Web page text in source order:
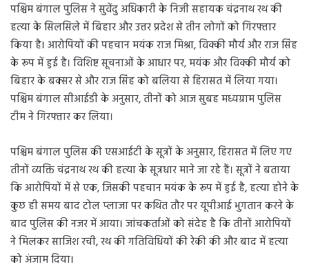
पश्चिम बंगाल पुलिस ने सुवेंदु अधिकारी के निजी सहायक चंद्रनाथ रथ की
हत्या के सिलसिले में बिहार और उत्तर प्रदेश से तीन लोगों को गिरफ्तार
किया है। आरोपियों की पहचान मयंक राज मिश्रा, विक्की मौर्य और राज सिंह
के रूप में हुई है। विशिष्ट सूचनाओं के आधार पर, मयंक और विक्की मौर्य को
बिहार के बक्सर से और राज सिंह को बलिया से हिरासत में लिया गया।
पश्चिम बंगाल सीआईडी ​​के अनुसार, तीनों को आज सुबह मध्यग्राम पुलिस
टीम ने गिरफ्तार कर लिया।
पश्चिम बंगाल पुलिस की एसआईटी के सूत्रों के अनुसार, हिरासत में लिए गए
तीनों व्यक्ति चंद्रनाथ रथ की हत्या के सूत्रधार माने जा रहे हैं। सूत्रों ने बताया
कि आरोपियों में से एक, जिसकी पहचान मयंक के रूप में हुई है, हत्या होने के
कुछ ही समय बाद टोल प्लाजा पर कथित तौर पर यूपीआई भुगतान करने के
बाद पुलिस की नजर में आया। जांचकर्ताओं को संदेह है कि तीनों आरोपियों
ने मिलकर साजिश रची, रथ की गतिविधियों की रेकी की और बाद में हत्या
को अंजाम दिया।